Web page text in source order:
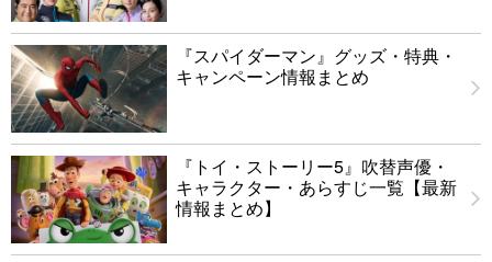
『スパイダーマン』グッズ・特典・
キャンペーン情報まとめ
『トイ・ストーリー5』吹替声優・
キャラクター・あらすじ一覧【最新
情報まとめ】